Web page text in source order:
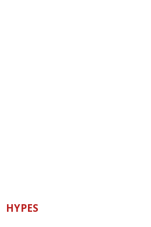
HYPES